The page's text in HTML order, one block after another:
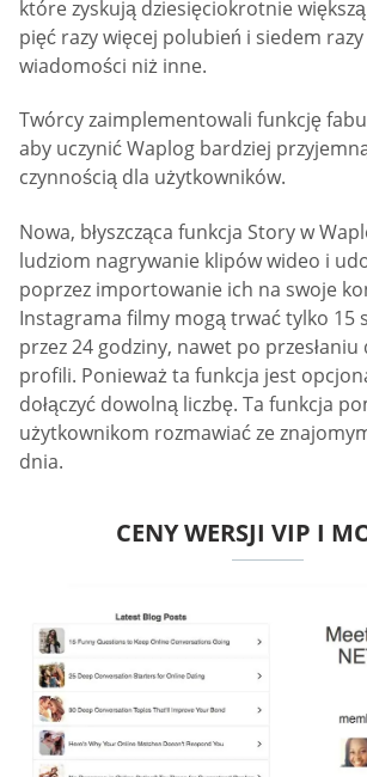
które zyskują dziesięciokrotnie
pięć razy więcej polubień i siedem
wiadomości niż inne.
Twórcy zaimplementowali funkcję
aby uczynić Waplog bardziej
czynnością dla użytkowników.
Nowa, błyszcząca funkcja Story w
ludziom nagrywanie klipów wideo i
poprzez importowanie ich na swoje
Instagrama filmy mogą trwać tylko 15
przez 24 godziny, nawet po przesłaniu
profili. Ponieważ ta funkcja jest
dołączyć dowolną liczbę. Ta funkcja
użytkownikom rozmawiać ze
dnia.
CENY WERSJI VIP I